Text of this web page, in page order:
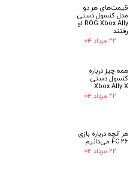
قیمت‌های هر دو
مدل کنسول دستی
ROG Xbox Ally لو
رفتند
۲۲ مرداد ۰۴
همه چیز درباره
کنسول دستی
Xbox Ally X
۲۲ مرداد ۰۴
هر آنچه درباره بازی
FC 26 می‌دانیم
۲۲ مرداد ۰۴